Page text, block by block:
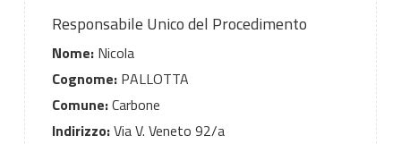
Responsabile Unico del Procedimento
Nome:Nicola
Cognome:PALLOTTA
Comune:Carbone
Indirizzo:Via V. Veneto 92/a